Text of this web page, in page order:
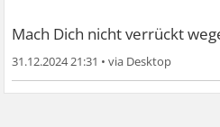
Mach Dich nicht verrückt
31.12.2024 21:31 •